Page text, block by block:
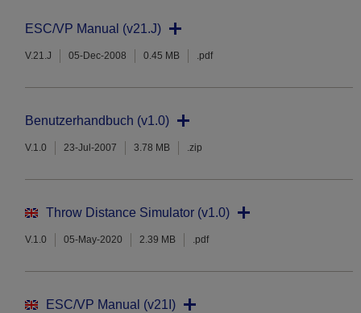
ESC/VP Manual (v21.J)
V.21.J 05-Dec-2008 0.45 MB .pdf
Benutzerhandbuch (v1.0)
V.1.0 23-Jul-2007 3.78 MB .zip
Throw Distance Simulator (v1.0)
V.1.0 05-May-2020 2.39 MB .pdf
ESC/VP Manual (v21I)